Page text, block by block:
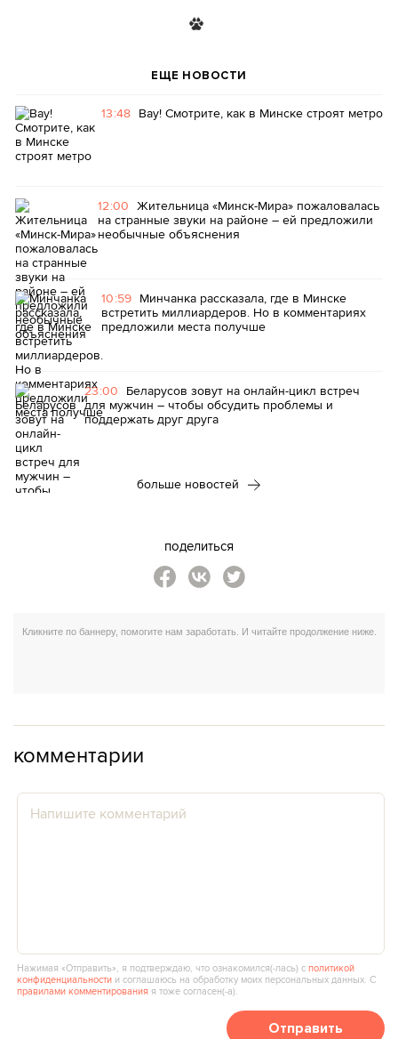
ЕЩЕ НОВОСТИ
13:48 Вау! Смотрите, как в Минске строят метро
12:00 Жительница «Минск-Мира» пожаловалась
на странные звуки на районе – ей предложили
необычные объяснения
10:59 Минчанка рассказала, где в Минске
встретить миллиардеров. Но в комментариях
предложили места получше
23:00 Беларусов зовут на онлайн-цикл встреч
для мужчин – чтобы обсудить проблемы и
поддержать друг друга
больше новостей
поделиться
комментарии
Нажимая «Отправить», я подтверждаю, что ознакомился(‑лась) сполитикой
конфиденциальности и соглашаюсь на обработку моих персональных данных. С
правилами комментирования я тоже согласен(‑а).
Отправить